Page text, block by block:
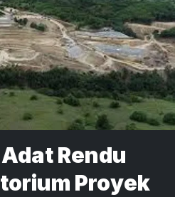
Rendu
Proyek